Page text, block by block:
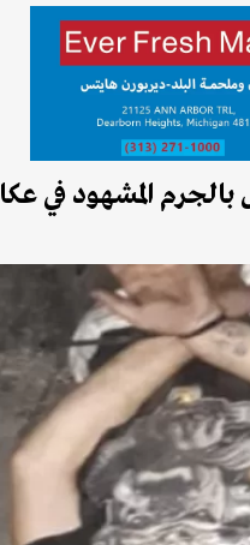
المشهود في